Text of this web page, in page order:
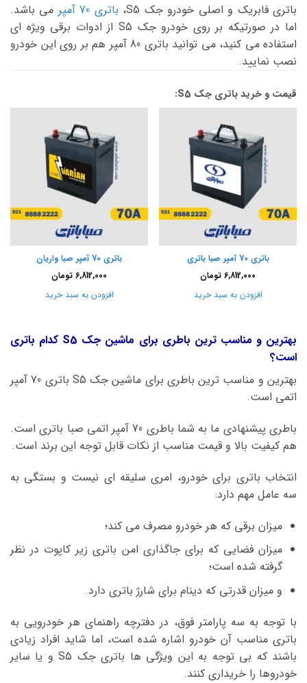
باتری فابریک و اصلی خودرو جک S5، باتری 70 آمپر
می باشد.
اما در صورتیکه بر روی خودرو جک S5 از ادوات برقی ویژه ای
استفاده می کنید، می توانید باتری 80 آمپر هم بر روی این خودرو
نصب نمایید.
قیمت و خرید باتری جک S5:
باتری 70 آمپر صبا باتری
6,812,000 تومان
افزودن به سبد خرید
باتری 70 آمپر صبا واریان
6,812,000 تومان
افزودن به سبد خرید
بهترین و مناسب ترین باطری برای ماشین جک S5 کدام باتری
است؟
بهترین و مناسب ترین باطری برای ماشین جک S5 باتری 70 آمپر
اتمی است.
باطری پیشنهادی ما به شما باطری 70 آمپر اتمی صبا باتری است.
هم کیفیت بالا و قیمت مناسب از نکات قابل توجه این برند است.
انتخاب باتری برای خودرو، امری سلیقه ای نیست و بستگی به
سه عامل مهم دارد:
میزان برقی که هر خودرو مصرف می کند؛
میزان فضایی که برای جاگذاری امن باتری زیر کاپوت در نظر
گرفته شده است؛
و میزان قدرتی که دینام برای شارژ باتری دارد.
با توجه به سه پارامتر فوق، در دفترچه راهنمای هر خودرویی به
باتری مناسب آن خودرو اشاره شده است، اما شاید افراد زیادی
باشند که بی توجه به این ویژگی ها باتری جک S5 و یا سایر
خودروها را خریداری کنند.